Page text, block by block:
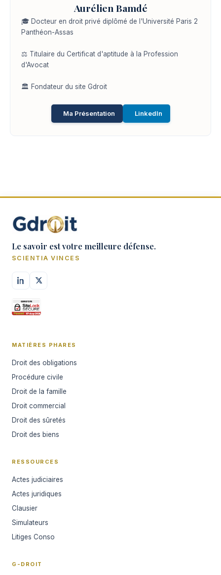
Aurélien Bamdé
🎓 Docteur en droit privé diplômé de l'Université Paris 2
Panthéon-Assas
⚖️ Titulaire du Certificat d'aptitude à la Profession
d'Avocat
🏛️ Fondateur du site Gdroit
Ma Présentation LinkedIn
Le savoir est votre meilleure défense.
SCIENTIA VINCES
MATIÈRES PHARES
Droit des obligations
Procédure civile
Droit de la famille
Droit commercial
Droit des sûretés
Droit des biens
RESSOURCES
Actes judiciaires
Actes juridiques
Clausier
Simulateurs
Litiges Conso
G-DROIT